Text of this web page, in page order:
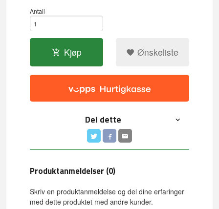
Antall
Kjøp Ønskeliste
Del dette
Produktanmeldelser (0)
Skriv en produktanmeldelse og del dine erfaringer
med dette produktet med andre kunder.